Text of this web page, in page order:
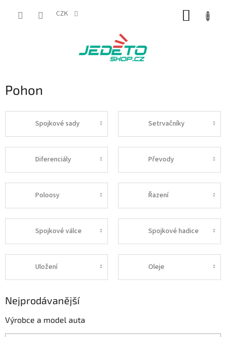
CZK
Pohon
Spojkové sady Setrvačníky
Diferenciály Převody
Poloosy Řazení
Spojkové válce Spojkové hadice
Uložení Oleje
Nejprodávanější
Výrobce a model auta